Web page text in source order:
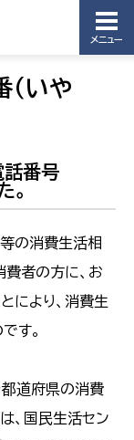
メニュー
いや
番号
。
の消費生活相
者の方に、お
により、消費生
す。
都道府県の消費
、国民生活セン